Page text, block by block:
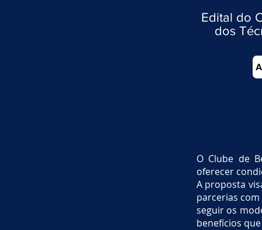
Edital do
dos
O Clube de
oferecer
A proposta
parcerias
seguir os
benefícios